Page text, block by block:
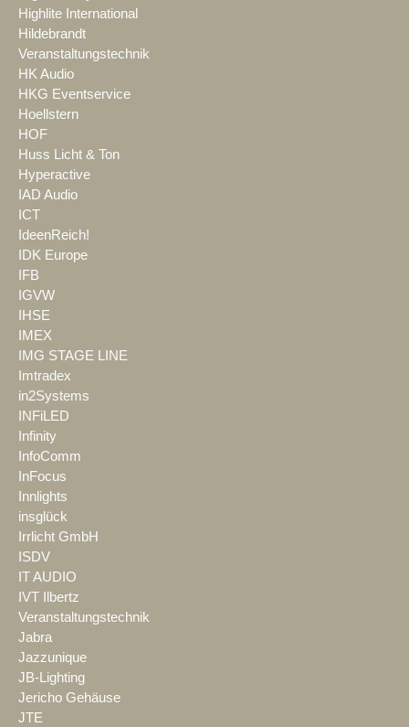
Highlite International
Hildebrandt
Veranstaltungstechnik
HK Audio
HKG Eventservice
Hoellstern
HOF
Huss Licht & Ton
Hyperactive
IAD Audio
ICT
IdeenReich!
IDK Europe
IFB
IGVW
IHSE
IMEX
IMG STAGE LINE
Imtradex
in2Systems
INFiLED
Infinity
InfoComm
InFocus
Innlights
insglück
Irrlicht GmbH
ISDV
IT AUDIO
IVT Ilbertz
Veranstaltungstechnik
Jabra
Jazzunique
JB-Lighting
Jericho Gehäuse
JTE